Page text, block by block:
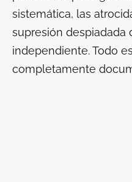
sistemática, las
supresión despiadada
independiente. Todo
completamente